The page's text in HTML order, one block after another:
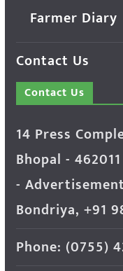
Farmer Diary
Contact Us
Contact Us
14 Press
Bhopal -
-
Bondriya, +91
Phone: (0755)